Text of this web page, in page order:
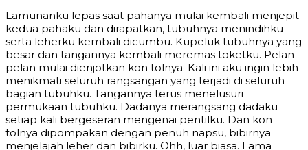
Lamunanku lepas saat pahanya mulai kembali menjepit
kedua pahaku dan dirapatkan, tubuhnya menindihku
serta leherku kembali dicumbu. Kupeluk tubuhnya yang
besar dan tangannya kembali meremas toketku. Pelan-
pelan mulai dienjotkan kon tolnya. Kali ini aku ingin lebih
menikmati seluruh rangsangan yang terjadi di seluruh
bagian tubuhku. Tangannya terus menelusuri
permukaan tubuhku. Dadanya merangsang dadaku
setiap kali bergeseran mengenai pentilku. Dan kon
tolnya dipompakan dengan penuh napsu, bibirnya
menjelajah leher dan bibirku. Ohh, luar biasa. Lama